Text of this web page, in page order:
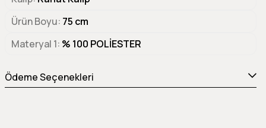
Ürün Boyu 75 cm
Materyal 1 % 100 POLİESTER
Ödeme Seçenekleri